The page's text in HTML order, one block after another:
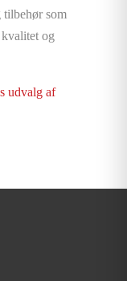
tilbehør som
og
udvalg af